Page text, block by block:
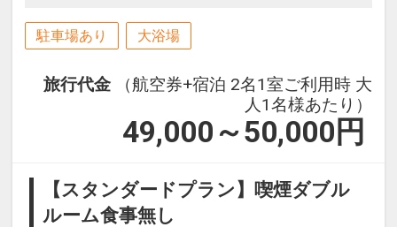
駐車場あり 大浴場
旅行代金
（航空券+宿泊 2名1室ご利用時 大
人1名様あたり）
49,000～50,000 円
【スタンダードプラン】喫煙ダブル
ルーム食事無し